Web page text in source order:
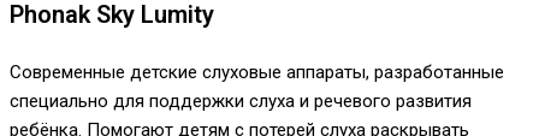
Phonak Sky Lumity
Современные детские слуховые аппараты, разработанные
специально для поддержки слуха и речевого развития
ребёнка. Помогают детям с потерей слуха раскрывать